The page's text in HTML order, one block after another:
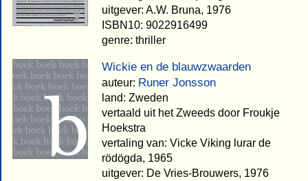
uitgever: A.W. Bruna, 1976
ISBN10: 9022916499
genre: thriller
Wickie en de blauwzwaarden
auteur: Runer Jonsson
land: Zweden
vertaald uit het Zweeds door Froukje
Hoekstra
vertaling van: Vicke Viking lurar de
rödögda, 1965
uitgever: De Vries-Brouwers, 1976